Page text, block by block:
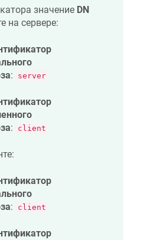
значение DN
на сервере:
: server
: client
: client